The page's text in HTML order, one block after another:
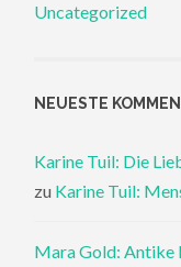
Uncategorized
NEUESTE
Karine Tuil: Die
zu Karine Tuil:
Mara Gold: Antike